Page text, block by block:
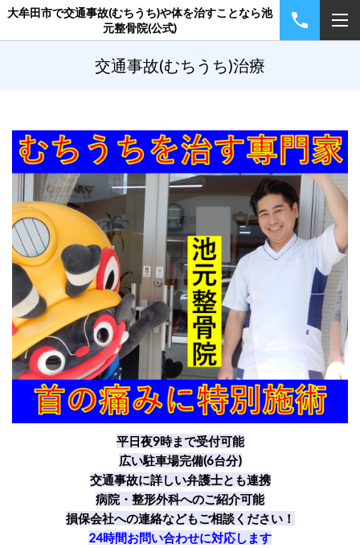
大牟田市で交通事故(むちうち)や体を治すことなら池
元整骨院(公式)
交通事故(むちうち)治療
平日夜9時まで受付可能
広い駐車場完備(6台分)
交通事故に詳しい弁護士とも連携
病院・整形外科へのご紹介可能
損保会社への連絡などもご相談ください！
24時間お問い合わせに対応します